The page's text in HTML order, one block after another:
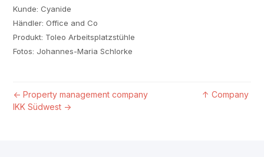
Kunde: Cyanide
Händler: Office and Co
Produkt: Toleo Arbeitsplatzstühle
Fotos: Johannes-Maria Schlorke
←Property management company ↑ Company
IKK Südwest →